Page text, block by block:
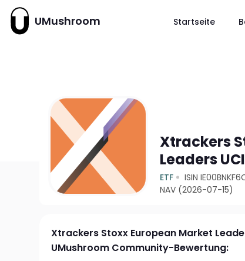
UMushroom Startseite
Xtrackers
Leaders
ETF ISIN
NAV (2026-07-15)
Xtrackers Stoxx European Market
UMushroom Community-Bewertung: